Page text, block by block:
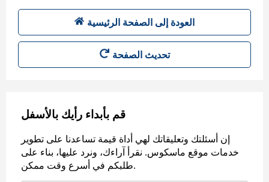
العودة إلى الصفحة الرئيسية
تحديث الصفحة
قم بأبداء رأيك بالأسفل
إن أسئلتك وتعليقاتك لهي أداة قيمة تساعدنا على تطوير
خدمات موقع ماسكوس. نقرأ آراءك، ونرد عليها، بناء على
طلبكم في أسرع وقت ممكن.